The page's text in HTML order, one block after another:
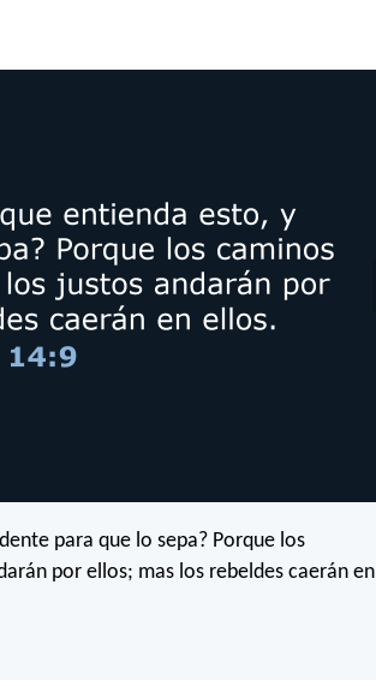
para que lo sepa? Porque los
por ellos; mas los rebeldes caerán en